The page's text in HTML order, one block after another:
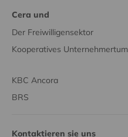
Cera und
Der Freiwilligensektor
Kooperatives Unternehmertum
KBC Ancora
BRS
Kontaktieren sie uns